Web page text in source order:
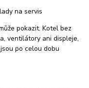
na servis
pokazit. Kotel bez
ventilátory ani displeje,
po celou dobu